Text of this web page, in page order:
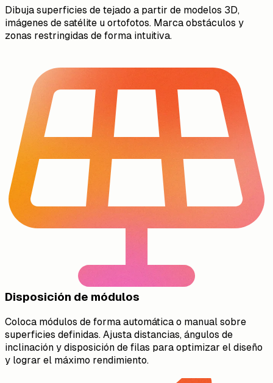
Dibuja superficies de tejado a partir de modelos 3D,
imágenes de satélite u ortofotos. Marca obstáculos y
zonas restringidas de forma intuitiva.
Disposición de módulos
Coloca módulos de forma automática o manual sobre
superficies definidas. Ajusta distancias, ángulos de
inclinación y disposición de filas para optimizar el diseño
y lograr el máximo rendimiento.